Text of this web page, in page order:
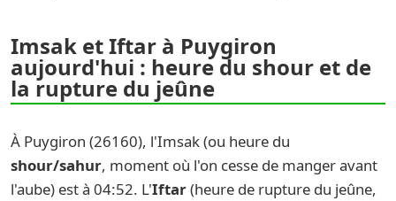
Imsak et Iftar à Puygiron
aujourd'hui : heure du shour et de
la rupture du jeûne
À Puygiron (26160), l'Imsak (ou heure du
shour/sahur, moment où l'on cesse de manger avant
l'aube) est à 04:52. L'Iftar(heure de rupture du jeûne,